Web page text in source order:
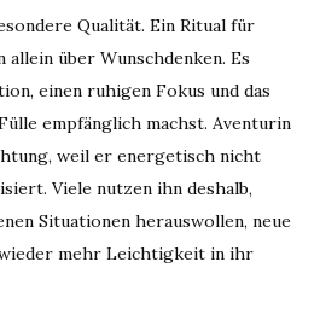
Qualität. Ein Ritual für
über Wunschdenken. Es
einen ruhigen Fokus und das
empfänglich machst. Aventurin
weil er energetisch nicht
Viele nutzen ihn deshalb,
Situationen herauswollen, neue
mehr Leichtigkeit in ihr